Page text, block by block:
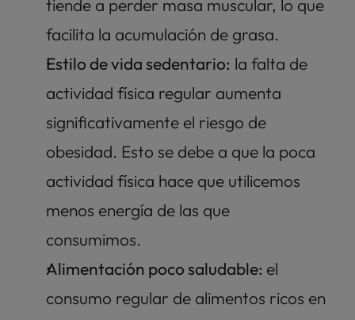
tiende a perder masa muscular, lo que
facilita la acumulación de grasa.
Estilo de vida sedentario: la falta de
actividad física regular aumenta
significativamente el riesgo de
obesidad. Esto se debe a que la poca
actividad física hace que utilicemos
menos energía de las que
consumimos.
Alimentación poco saludable: el
consumo regular de alimentos ricos en